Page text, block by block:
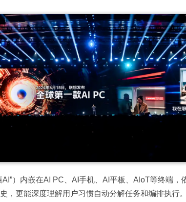
）内嵌在AI PC、AI手机、AI平板、AIoT等终端
，更能深度理解用户习惯自动分解任务和编排执行